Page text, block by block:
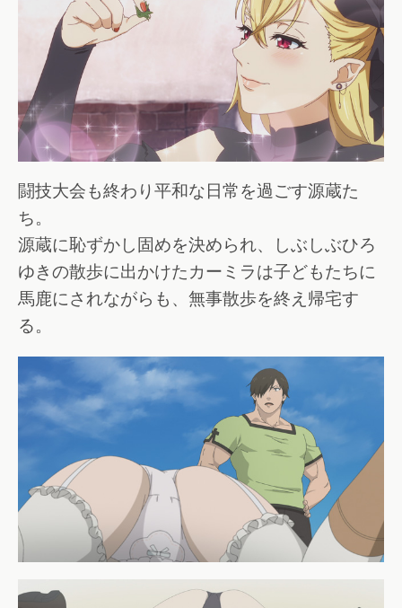
闘技大会も終わり平和な日常を過ごす源蔵た
ち。
源蔵に恥ずかし固めを決められ、しぶしぶひろ
ゆきの散歩に出かけたカーミラは子どもたちに
馬鹿にされながらも、無事散歩を終え帰宅す
る。